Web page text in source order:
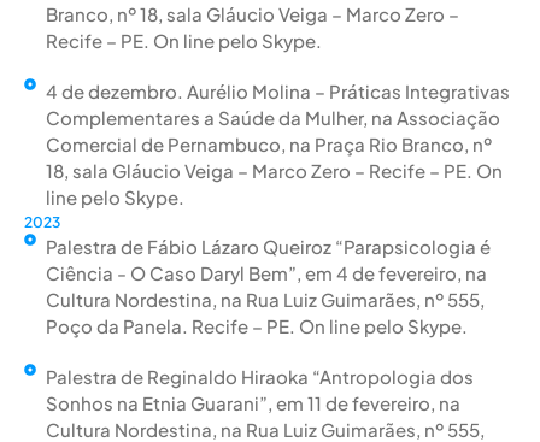
Branco, nº 18, sala Gláucio Veiga – Marco Zero –
Recife – PE. On line pelo Skype.
4 de dezembro. Aurélio Molina – Práticas Integrativas
Complementares a Saúde da Mulher, na Associação
Comercial de Pernambuco, na Praça Rio Branco, nº
18, sala Gláucio Veiga – Marco Zero – Recife – PE. On
line pelo Skype.
2023
Palestra de Fábio Lázaro Queiroz “Parapsicologia é
Ciência - O Caso Daryl Bem”, em 4 de fevereiro, na
Cultura Nordestina, na Rua Luiz Guimarães, nº 555,
Poço da Panela. Recife – PE. On line pelo Skype.
Palestra de Reginaldo Hiraoka “Antropologia dos
Sonhos na Etnia Guarani”, em 11 de fevereiro, na
Cultura Nordestina, na Rua Luiz Guimarães, nº 555,